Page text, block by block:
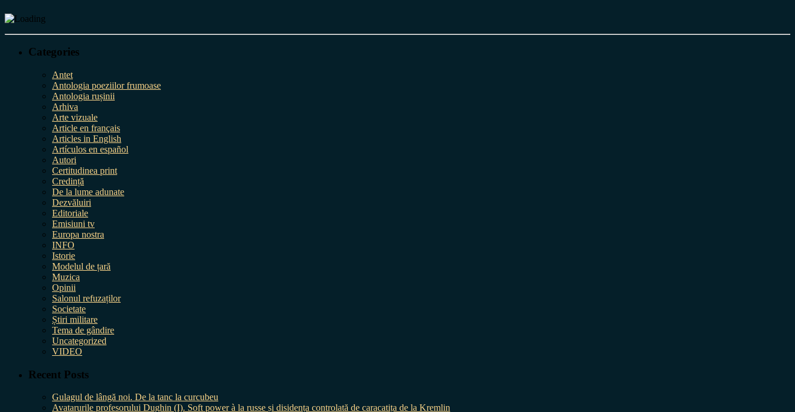
Categories
Antet
Antologia poeziilor frumoase
Antologia rușinii
Arhiva
Arte vizuale
Article en français
Articles in English
Artículos en español
Autori
Certitudinea print
Credință
De la lume adunate
Dezvăluiri
Editoriale
Emisiuni tv
Europa nostra
INFO
Istorie
Modelul de țară
Muzica
Opinii
Salonul refuzaților
Societate
Știri militare
Tema de gândire
Uncategorized
VIDEO
Recent Posts
Gulagul de lângă noi. De la tanc la curcubeu
Avatarurile profesorului Dughin (I). Soft power à la russe și disidența controlată de caracatița de la Kremlin